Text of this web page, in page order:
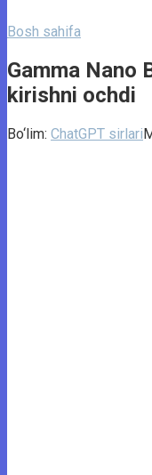
Bosh sahifa
Gamma Nano
kirishni ochdi
Bo‘lim: ChatGPT sirlari